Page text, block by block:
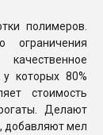
полимеров.
ограничения
у которых 80%
стоимость
Делают
добавляют мел